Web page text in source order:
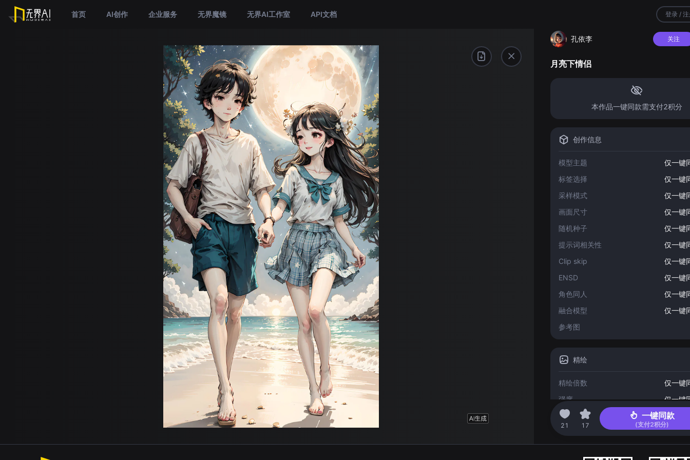
首页 AI创作 企业服务 无界魔镜 无界AI工作室 API文档 登录 /
孔依李 关注
月亮下情侣
本作品一键同款需支付2积分
创作信息
模型主题
仅一键
标签选择
仅一键
采样模式
仅一键
画面尺寸
仅一键
随机种子
仅一键
提示词相关性
仅一键
Clip skip
仅一键
ENSD
仅一键
角色同人
仅一键
融合模型
仅一键
参考图
精绘
精绘倍数
仅一键
强度
仅一键
2023-04-18 07:48
21 17
一键同款
(支付2积分)